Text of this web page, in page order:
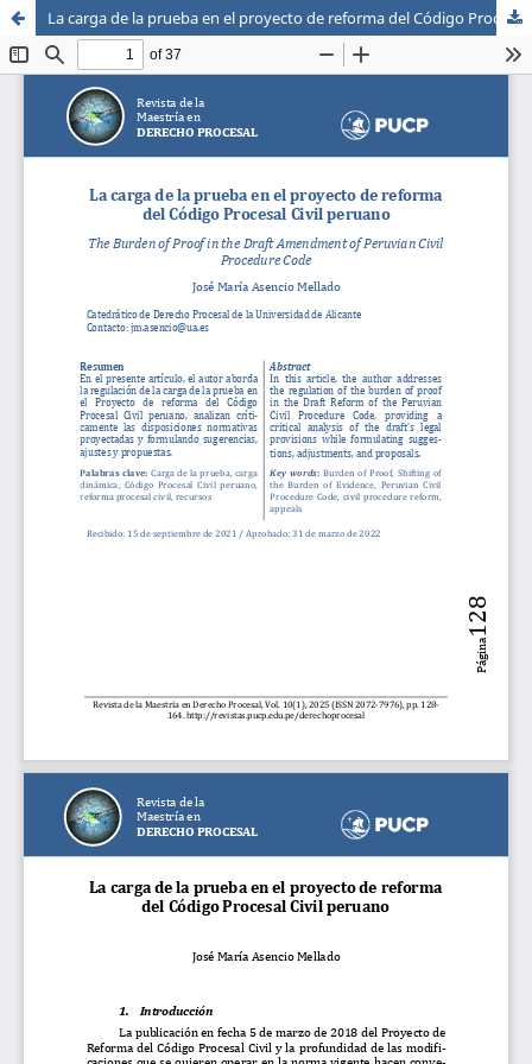
Sistema de
Bibliotecas
Escuela de Postgrado
Maestria en Derecho Procesal
La carga de la prueba en el proyecto de reforma del Código Procesal Civil peruano